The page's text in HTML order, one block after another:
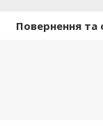
Повернення та